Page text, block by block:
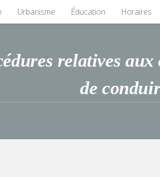
Urbanisme Éducation Horaires
relatives
de